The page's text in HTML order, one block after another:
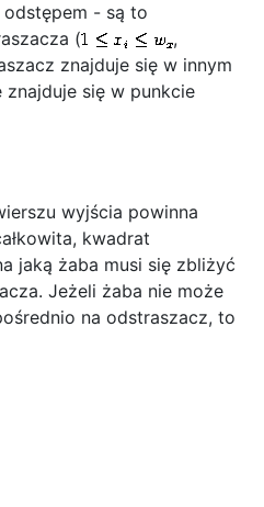
- są to
(
,
znajduje się w innym
znajduje się w punkcie
wyjścia powinna
kwadrat
jaką żaba musi się zbliżyć
Jeżeli żaba nie może
na odstraszacz, to